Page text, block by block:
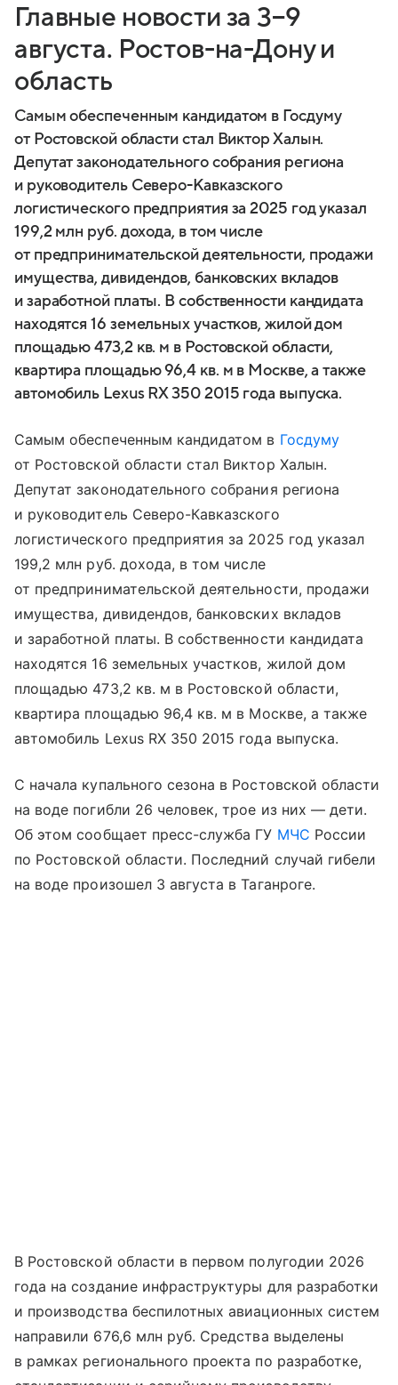
Главные новости за 3−9
августа. Ростов-на-Дону и
область
Самым обеспеченным кандидатом в Госдуму
от Ростовской области стал Виктор Халын.
Депутат законодательного собрания региона
и руководитель Северо-Кавказского
логистического предприятия за 2025 год указал
199,2 млн руб. дохода, в том числе
от предпринимательской деятельности, продажи
имущества, дивидендов, банковских вкладов
и заработной платы. В собственности кандидата
находятся 16 земельных участков, жилой дом
площадью 473,2 кв. м в Ростовской области,
квартира площадью 96,4 кв. м в Москве, а также
автомобиль Lexus RX 350 2015 года выпуска.
Самым обеспеченным кандидатом в Госдуму
от Ростовской области стал Виктор Халын.
Депутат законодательного собрания региона
и руководитель Северо-Кавказского
логистического предприятия за 2025 год указал
199,2 млн руб. дохода, в том числе
от предпринимательской деятельности, продажи
имущества, дивидендов, банковских вкладов
и заработной платы. В собственности кандидата
находятся 16 земельных участков, жилой дом
площадью 473,2 кв. м в Ростовской области,
квартира площадью 96,4 кв. м в Москве, а также
автомобиль Lexus RX 350 2015 года выпуска.
С начала купального сезона в Ростовской области
на воде погибли 26 человек, трое из них — дети.
Об этом сообщает пресс-служба ГУ МЧС России
по Ростовской области. Последний случай гибели
на воде произошел 3 августа в Таганроге.
В Ростовской области в первом полугодии 2026
года на создание инфраструктуры для разработки
и производства беспилотных авиационных систем
направили 676,6 млн руб. Средства выделены
в рамках регионального проекта по разработке,